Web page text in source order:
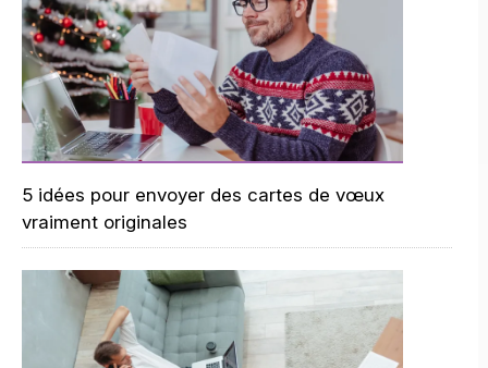
5 idées pour envoyer des cartes de vœux
vraiment originales